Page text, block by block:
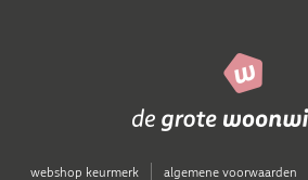
webshop keurmerk algemene voorwaarden